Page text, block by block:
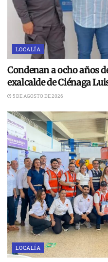
LOCALÍA
Condenan a ocho años
exalcalde de Ciénaga
5 DE AGOSTO DE 2026
LOCALÍA